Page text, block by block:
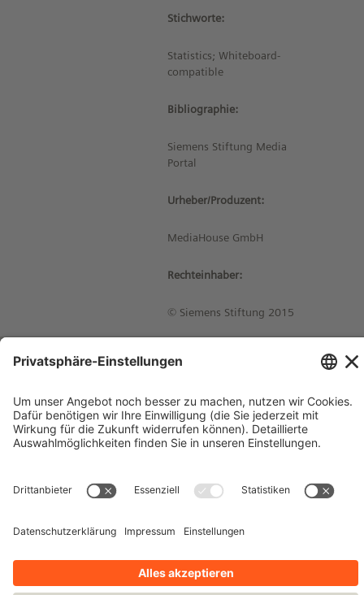
Stichworte:
Statistics; Whiteboard-
compatible
Bibliographie:
Siemens Stiftung Media
Portal
Urheber/Produzent:
MediaHouse GmbH
Rechteinhaber:
© Siemens Stiftung 2015
Impressum
Kontakt
Datenschutzhinweise
Nutzungsbedingungen
Bleiben Sie auf dem Laufenden!